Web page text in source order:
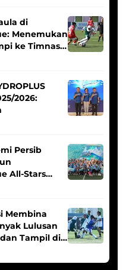
di
Menemukan
ke Timnas
2026:
Persib
All-Stars
Membina
Lulusan
Tampil di